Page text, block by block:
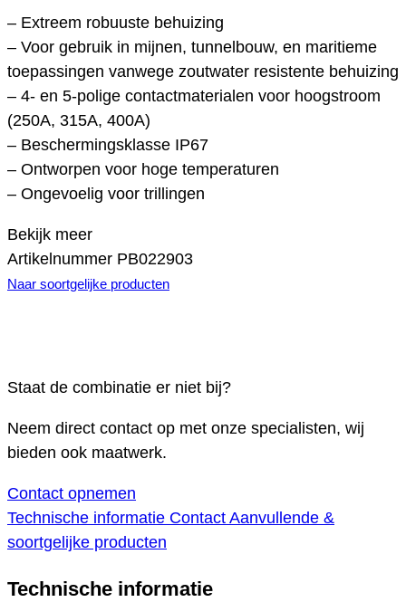
– Extreem robuuste behuizing
– Voor gebruik in mijnen, tunnelbouw, en maritieme
toepassingen vanwege zoutwater resistente behuizing
– 4- en 5-polige contactmaterialen voor hoogstroom
(250A, 315A, 400A)
– Beschermingsklasse IP67
– Ontworpen voor hoge temperaturen
– Ongevoelig voor trillingen
Bekijk meer
Artikelnummer PB022903
Naar soortgelijke producten
Staat de combinatie er niet bij?
Neem direct contact op met onze specialisten, wij
bieden ook maatwerk.
Contact opnemen
Technische informatie Contact Aanvullende &
soortgelijke producten
Technische informatie